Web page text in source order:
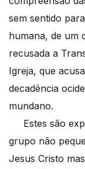
sem sentido
humana, de um
recusada a
Igreja, que
decadência
mundano.
Estes são
grupo não
Jesus Cristo